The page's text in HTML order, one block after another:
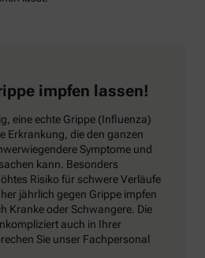
impfen lassen!
eine echte Grippe (Influenza)
Erkrankung, die den ganzen
Symptome und
kann. Besonders
Risiko für schwere Verläufe
jährlich gegen Grippe impfen
Kranke oder Schwangere. Die
auch in Ihrer
Sie unser Fachpersonal